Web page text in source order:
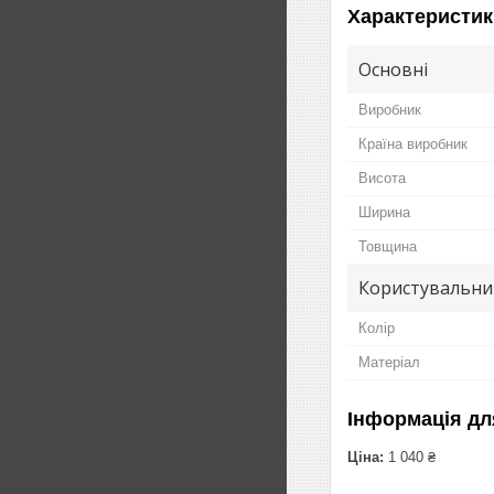
Основні
Виробник
Країна виробник
Висота
Ширина
Товщина
Колір
Матеріал
Інформація
Ціна: 1 040 ₴